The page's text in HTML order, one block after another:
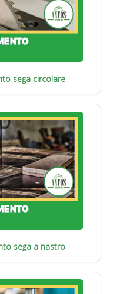
sega circolare
sega a nastro